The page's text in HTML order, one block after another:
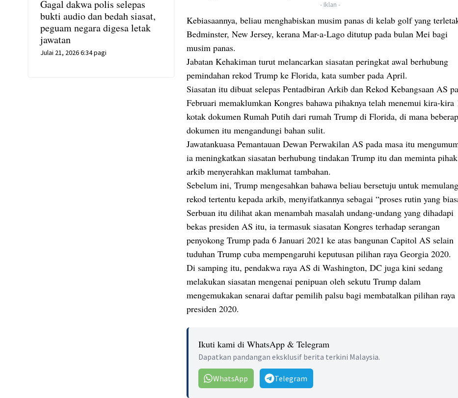
Gagal dakwa polis selepas
bukti audio dan bedah siasat,
peguam negara digesa letak
jawatan
Julai 21, 2026 6:34 pagi
- Iklan -
Kebiasaannya, beliau menghabiskan musim panas di kelab golf yang
Bedminster, New Jersey, kerana Mar-a-Lago ditutup pada bulan Mei bagi
musim panas.
Jabatan Kehakiman turut melancarkan siasatan peringkat awal berhubung
pemindahan rekod Trump ke Florida, kata sumber pada April.
Siasatan itu dibuat selepas Pentadbiran Arkib dan Rekod Kebangsaan AS
Februari memaklumkan Kongres bahawa pihaknya telah menemui kira-kira
kotak dokumen Rumah Putih dari rumah Trump di Florida, di mana
dokumen itu mengandungi bahan sulit.
Jawatankuasa Pemantauan Dewan Perwakilan AS pada masa itu
ia meningkatkan siasatan berhubung tindakan Trump itu dan meminta pihak
arkib menyerahkan maklumat tambahan.
Sebelum ini, Trump mengesahkan bahawa beliau bersetuju untuk
rekod tertentu kepada arkib, menyifatkannya sebagai “proses rutin yang
Serbuan itu dilihat akan menambah masalah undang-undang yang dihadapi
bekas presiden AS itu, ia termasuk siasatan Kongres terhadap serangan
penyokong Trump pada 6 Januari 2021 ke atas bangunan Capitol AS selain
tuduhan Trump cuba mempengaruhi keputusan pilihan raya Georgia 2020.
Di samping itu, pendakwa raya AS di Washington, DC juga kini sedang
melakukan siasatan mengenai penipuan oleh sekutu Trump dalam
mengemukakan senarai daftar pemilih palsu bagi membatalkan pilihan raya
presiden 2020.
Ikuti kami di WhatsApp & Telegram
Dapatkan pandangan eksklusif berita terkini Malaysia.
WhatsApp Telegram